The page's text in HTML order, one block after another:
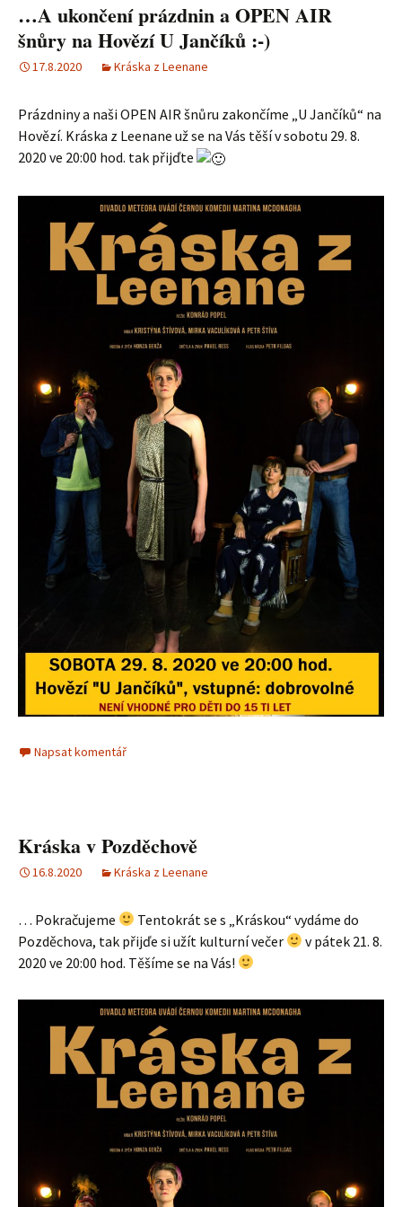
…A ukončení prázdnin a OPEN AIR
šnůry na Hovězí U Jančíků :-)
17.8.2020 Kráska z Leenane
Prázdniny a naši OPEN AIR šnůru zakončíme „U Jančíků“ na
Hovězí. Kráska z Leenane už se na Vás těší v sobotu 29. 8.
2020 ve 20:00 hod. tak přijďte
Napsat komentář
Kráska v Pozděchově
16.8.2020 Kráska z Leenane
… Pokračujeme
Tentokrát se s „Kráskou“ vydáme do
Pozděchova, tak přijďe si užít kulturní večer
v pátek 21. 8.
2020 ve 20:00 hod. Těšíme se na Vás!